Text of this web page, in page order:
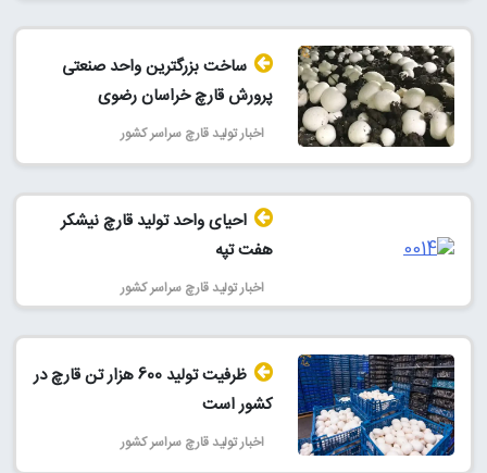
ساخت بزرگترین واحد صنعتی
پرورش قارچ خراسان رضوی
اخبار تولید قارچ سراسر کشور
احیای واحد تولید قارچ نیشکر
هفت تپه
اخبار تولید قارچ سراسر کشور
ظرفیت تولید 600 هزار تن قارچ در
کشور است
اخبار تولید قارچ سراسر کشور